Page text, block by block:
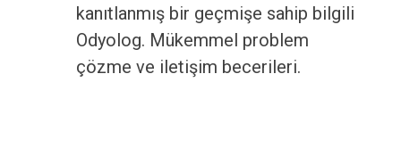
kanıtlanmış bir geçmişe sahip bilgili
Odyolog. Mükemmel problem
çözme ve iletişim becerileri.